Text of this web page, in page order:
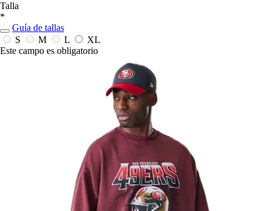
Talla
*
Guía de tallas
S
M L
XL
Este campo es obligatorio